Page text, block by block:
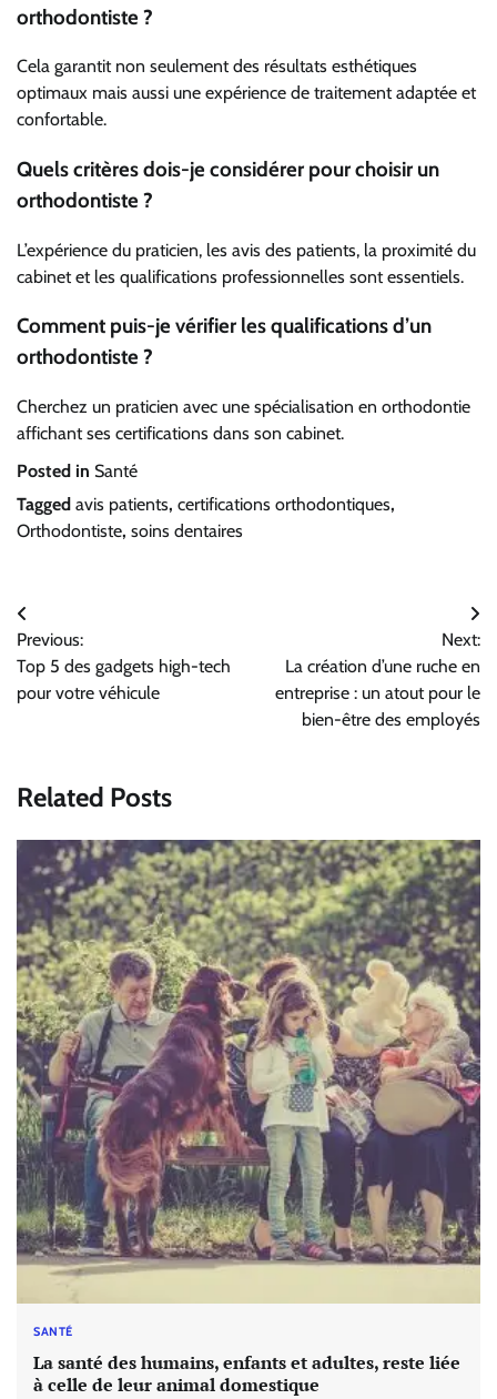
orthodontiste ?
Cela garantit non seulement des résultats esthétiques
optimaux mais aussi une expérience de traitement adaptée et
confortable.
Quels critères dois-je considérer pour choisir un
orthodontiste ?
L’expérience du praticien, les avis des patients, la proximité du
cabinet et les qualifications professionnelles sont essentiels.
Comment puis-je vérifier les qualifications d’un
orthodontiste ?
Cherchez un praticien avec une spécialisation en orthodontie
affichant ses certifications dans son cabinet.
Posted in Santé
Tagged avis patients, certifications orthodontiques,
Orthodontiste, soins dentaires
Navigation
de
l’article
Previous:
Top 5 des gadgets high-tech
pour votre véhicule
Next:
La création d’une ruche en
entreprise : un atout pour le
bien-être des employés
Related Posts
SANTÉ
La santé des humains, enfants et adultes, reste liée
à celle de leur animal domestique